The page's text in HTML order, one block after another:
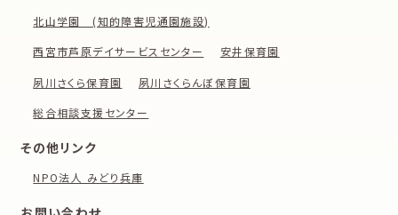
北山学園 (知的障害児通園施設)
西宮市芦原デイサービスセンター 安井保育園
夙川さくら保育園 夙川さくらんぼ保育園
総合相談支援センター
その他リンク
NPO法人 みどり兵庫